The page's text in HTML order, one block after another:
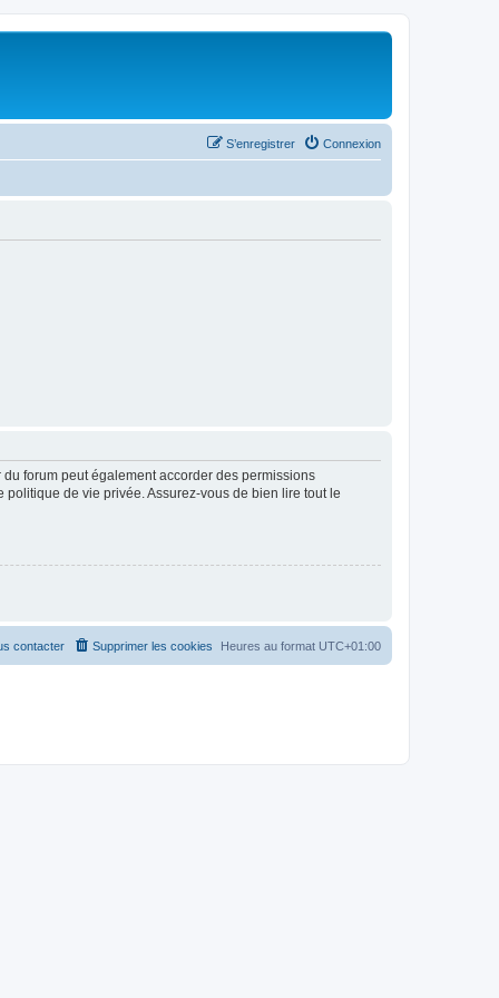
Connexion
S’enregistrer
forum peut également accorder des permissions
de vie privée. Assurez-vous de bien lire tout le
Heures au format UTC+01:00
Supprimer les cookies
contacter